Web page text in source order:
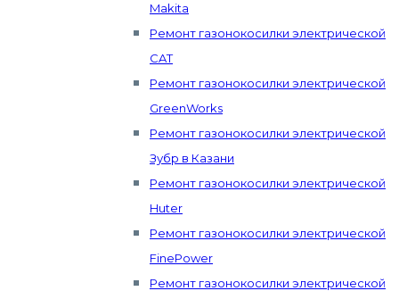
Makita
Ремонт газонокосилки электрической
CAT
Ремонт газонокосилки электрической
GreenWorks
Ремонт газонокосилки электрической
Зубр в Казани
Ремонт газонокосилки электрической
Huter
Ремонт газонокосилки электрической
FinePower
Ремонт газонокосилки электрической